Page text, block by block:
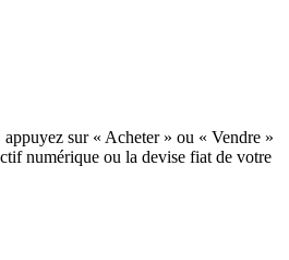
sur « Acheter » ou « Vendre »
numérique ou la devise fiat de votre